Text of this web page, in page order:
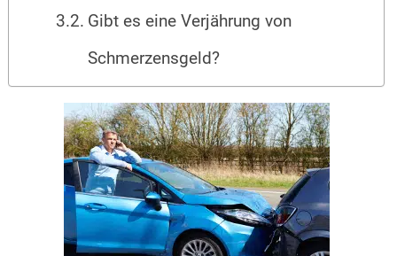
Gibt es eine Verjährung von
Schmerzensgeld?